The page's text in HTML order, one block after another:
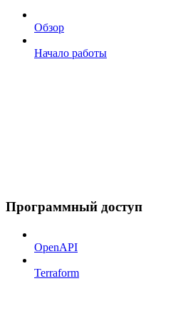
Обзор
Начало работы
Программный доступ
OpenAPI
Terraform